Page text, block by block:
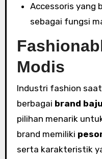
Accessoris yang
sebagai fungsi
Modis
Industri fashion
berbagai brand
pilihan menarik
brand memiliki
serta karakteristik